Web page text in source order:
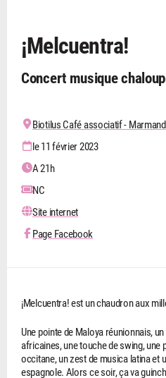
¡Melcuentra!
Concert musique
Biotilus Café associatif -
le 11 février 2023
A 21h
NC
Site internet
Page Facebook
¡Melcuentra! est un chaudron aux
Une pointe de Maloya réunionnais,
africaines, une touche de swing, une
occitane, un zest de musica latina et
espagnole. Alors ce soir, ça va